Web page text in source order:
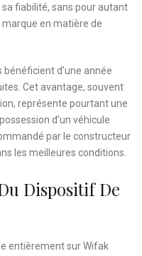
fiabilité, sans pour autant
en matière de
bénéficient d’une année
Cet avantage, souvent
représente pourtant une
d’un véhicule
par le constructeur
les meilleures conditions.
Dispositif De
entièrement sur Wifak